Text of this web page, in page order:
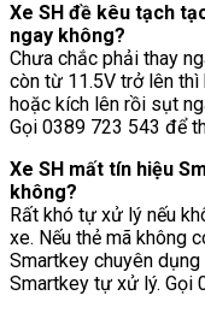
Xe SH đề kêu tạch
ngay không?
Chưa chắc phải thay
còn từ 11.5V trở lên
hoặc kích lên rồi sụt
Gọi 0389 723 543 để
Xe SH mất tín hiệu
không?
Rất khó tự xử lý nếu
xe. Nếu thẻ mã không
Smartkey chuyên
Smartkey tự xử lý. Gọi